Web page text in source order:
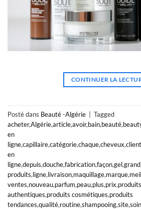
CONTINUER LA
Posté dans Beauté -Algérie
Tagged
acheter,Algérie,article,avoir,bain,beauté,
en
ligne,capillaire,catégorie,chaque,cheveux,client
en
ligne,depuis,douche,fabrication,façon,gel,grand,
produits,ligne,livraison,maquillage,marque,
ventes,nouveau,parfum,peau,plus,prix,produits
authentiques,produits cosmétiques,produits
tendances,qualité,routine,shampooing,site,soin